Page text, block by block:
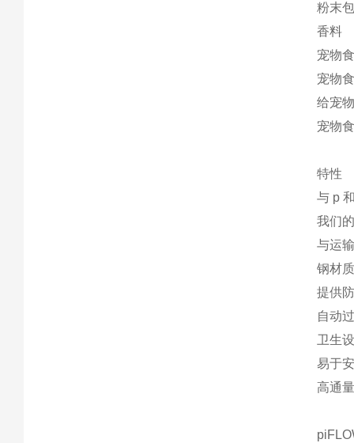
粉末
香料
宠物
宠物
给宠
宠物
特性
与 p
我们
与运
钢材
提供
自动
卫生
易于
高通